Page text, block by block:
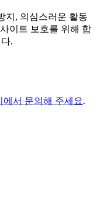
지, 의심스러운 활동
이트 보호를 위해 합
.
에서 문의해 주세요.